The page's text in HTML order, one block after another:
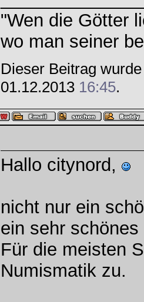
"Wen die Götter
wo man seiner
Dieser Beitrag
01.12.2013 16:45.
Hallo citynord,
nicht nur ein
ein sehr
Für die meisten
Numismatik zu.